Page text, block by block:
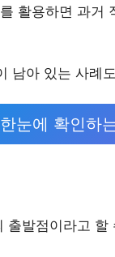
활용하면 과거
남아 있는 사례
눈에 확인하
출발점이라고 할